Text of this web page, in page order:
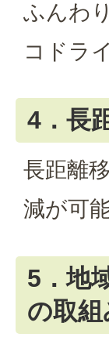
ふんわ
コドラ
4．長
長距離
減が可
5．地
の取組